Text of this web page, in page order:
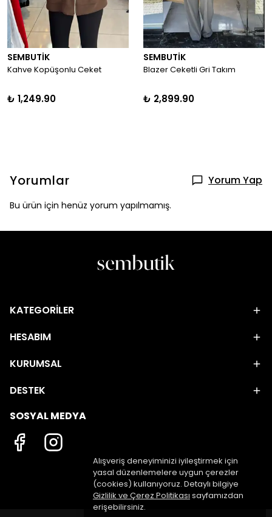
Alışveriş deneyiminizi iyileştirmek için
yasal düzenlemelere uygun çerezler
(cookies) kullanıyoruz. Detaylı bilgiye
Gizlilik ve Çerez Politikası sayfamızdan
erişebilirsiniz.
SEMBUTİK
Kahve Kopüşonlu Ceket
₺ 1,249.90
SEMBUTİK
Blazer Ceketli Gri Takım
₺ 2,899.90
Yorumlar Yorum Yap
Bu ürün için henüz yorum yapılmamış.
KATEGORİLER
HESABIM
KURUMSAL
DESTEK
SOSYAL MEDYA